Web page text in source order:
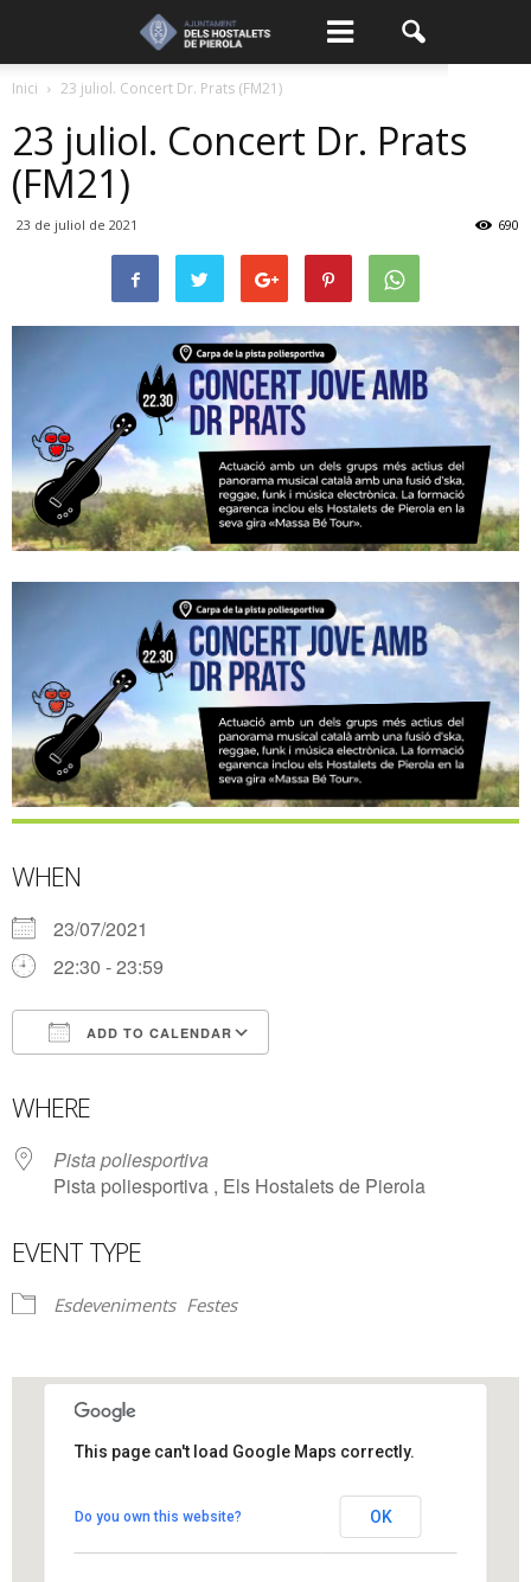
Inici 23 juliol. Concert Dr. Prats (FM21)
23 juliol. Concert Dr. Prats
(FM21)
23 de juliol de 2021 690
WHEN
23/07/2021
22:30 - 23:59
ADD TO CALENDAR
WHERE
Pista poliesportiva
Pista poliesportiva , Els Hostalets de Pierola
EVENT TYPE
Esdeveniments Festes
Pista poliesportiva - Els Hostalets de Pierola
View Events
This page can't load Google Maps correctly.
Do you own this website? OK